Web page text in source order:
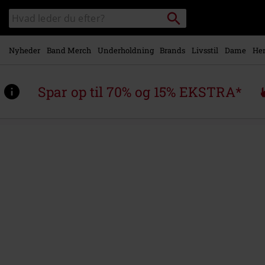
Gå til
hovedindhold
Søg
sortiment
Søg
Nyheder Band Merch Underholdning Brands Livsstil Dame
Spar op til 70% og 15% EKSTRA*